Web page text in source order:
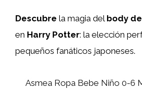
Descubre la magia del body
en Harry Potter: la elección
pequeños fanáticos japoneses.
Asmea Ropa Bebe Niño 0-6